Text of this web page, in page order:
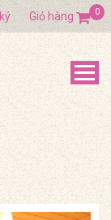
Giỏ hàng 0